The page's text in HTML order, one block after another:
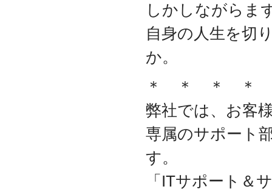
しかしながらま
自身の人生を切
か。
＊ ＊ ＊ ＊
弊社では、お客
専属のサポート
す。
「ITサポート＆